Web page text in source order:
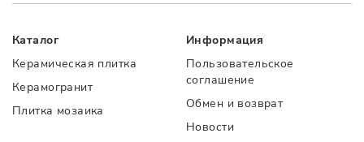
Каталог
Керамическая плитка
Керамогранит
Плитка мозаика
Информация
Пользовательское
соглашение
Обмен и возврат
Новости